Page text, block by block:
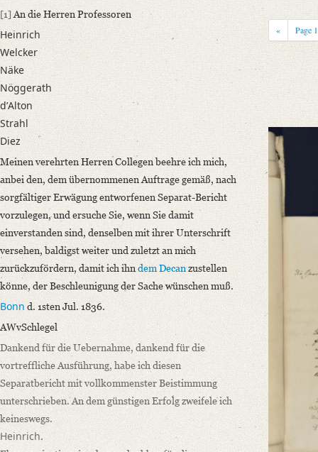
Recipient: Friedrich Gottlieb Welcker, August Ferdinand Naeke,
Heinrich
Place of Dispatch: Bonn
Date: 01.07.1836
Notations: Empfangsort erschlossen.
Manuscript
Provider: Dresden, Sächsische Landesbibliothek - Staats- und
OAI Id: id-512516790
Classification Number: Mscr.Dresd.e.90,IV,Nr.6b
Number of Pages: 1 1/2 S., m. U.
Incipit: „[1] An die Herren Professoren
Heinrich
Welcker
Näke
Nöggerath
dʼAlton
Strahl
Meinen verehrten Herren Collegen beehre ich mich, anbei den, dem
Language
German
Editors
Bamberg, Claudia
[1] An die Herren Professoren
Heinrich
Welcker
Näke
Nöggerath
dʼAlton
Strahl
Diez
Meinen verehrten Herren Collegen beehre ich mich,
anbei den, dem übernommenen Auftrage gemäß, nach
sorgfältiger Erwägung entworfenen Separat-Bericht
vorzulegen, und ersuche Sie, wenn Sie damit
einverstanden sind, denselben mit ihrer Unterschrift
versehen, baldigst weiter und zuletzt an mich
zurückzufördern, damit ich ihn dem Decanzustellen
könne, der Beschleunigung der Sache wünschen muß.
Bonn d. 1sten Jul. 1836.
AWvSchlegel
Dankend für die Uebernahme, dankend für die
vortreffliche Ausführung, habe ich diesen
Separatbericht mit vollkommenster Beistimmung
unterschrieben. An dem günstigen Erfolg zweifele ich
keineswegs.
Heinrich.
« Page 1